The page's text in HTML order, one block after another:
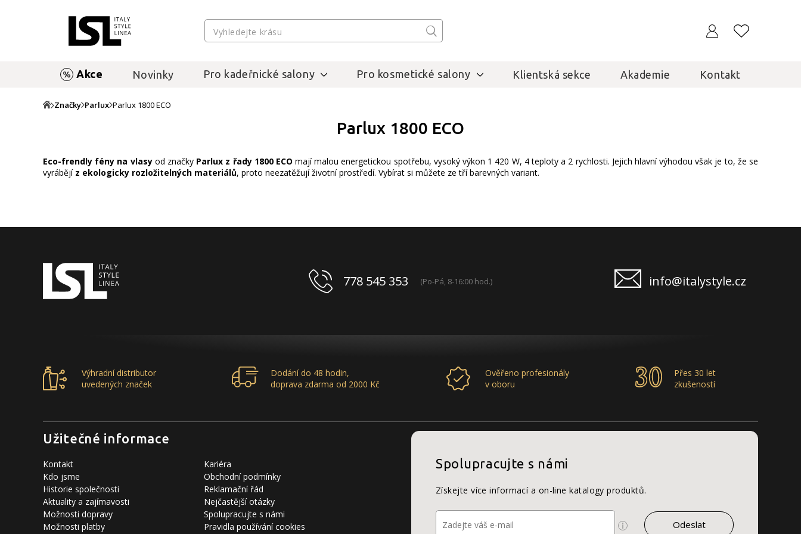
Akce Novinky Pro kadeřnické salony Pro kosmetické salony Klientská sekce Akademie Kontakt
Značky Parlux Parlux 1800 ECO
Parlux 1800 ECO
Eco-frendly fény na vlasyod značky Parlux z řady 1800 ECO mají malou energetickou spotřebu, vysoký výkon 1 420 W, 4 teploty a 2 rychlosti. Jejich hlavní výhodou však je to, že se
vyrábějí z ekologicky rozložitelných materiálů, proto neezatěžují životní prostředí. Vybírat si můžete ze tří barevných variant.
778 545 353 (Po-Pá, 8-16:00 hod.) info@italystyle.cz
Výhradní distributor
uvedených značek
Dodání do 48 hodin,
doprava zdarma od 2000 Kč
Ověřeno profesionály
v oboru
Přes 30 let
zkušeností
Užitečné informace
Kontakt
Kdo jsme
Historie společnosti
Aktuality a zajímavosti
Možnosti dopravy
Možnosti platby
Kariéra
Obchodní podmínky
Reklamační řád
Nejčastější otázky
Spolupracujte s námi
Pravidla používání cookies
Spolupracujte s námi
Získejte více informací a on-line katalogy produktů.